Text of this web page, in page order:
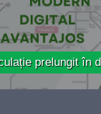
în data de